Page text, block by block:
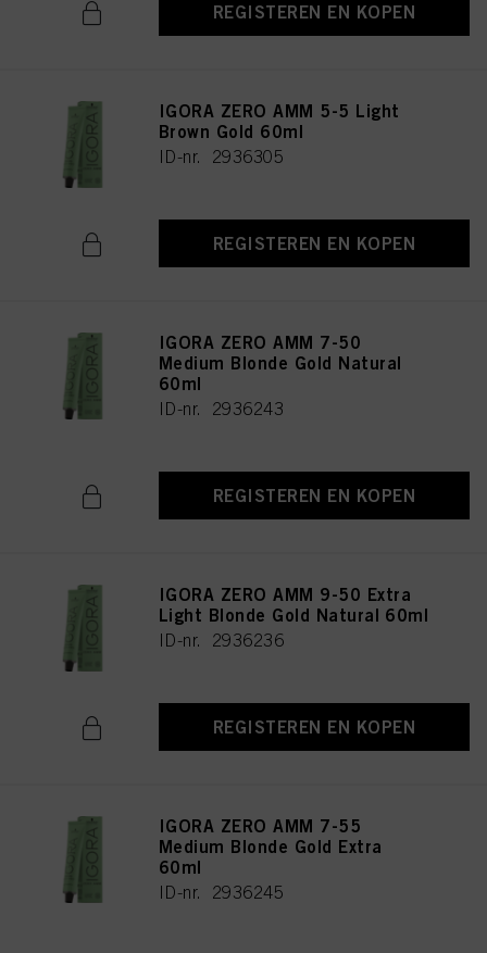
REGISTEREN EN KOPEN
IGORA ZERO AMM 5-5 Light
Brown Gold 60ml
ID-nr. 2936305
REGISTEREN EN KOPEN
IGORA ZERO AMM 7-50
Medium Blonde Gold Natural
60ml
ID-nr. 2936243
REGISTEREN EN KOPEN
IGORA ZERO AMM 9-50 Extra
Light Blonde Gold Natural 60ml
ID-nr. 2936236
REGISTEREN EN KOPEN
IGORA ZERO AMM 7-55
Medium Blonde Gold Extra
60ml
ID-nr. 2936245